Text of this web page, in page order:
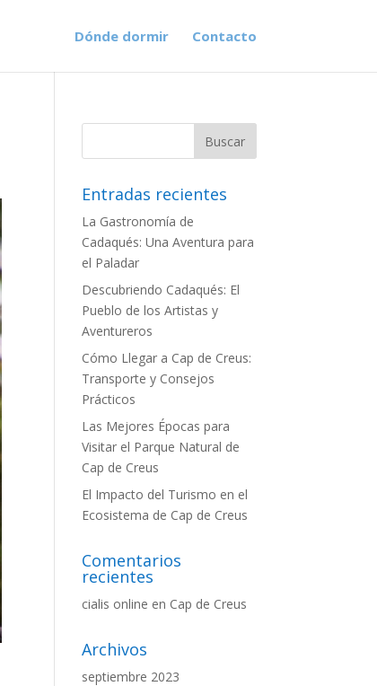
Dónde dormir Contacto
Entradas recientes
La Gastronomía de
Cadaqués: Una Aventura para
el Paladar
Descubriendo Cadaqués: El
Pueblo de los Artistas y
Aventureros
Cómo Llegar a Cap de Creus:
Transporte y Consejos
Prácticos
Las Mejores Épocas para
Visitar el Parque Natural de
Cap de Creus
El Impacto del Turismo en el
Ecosistema de Cap de Creus
Comentarios
recientes
cialis online en Cap de Creus
Archivos
septiembre 2023